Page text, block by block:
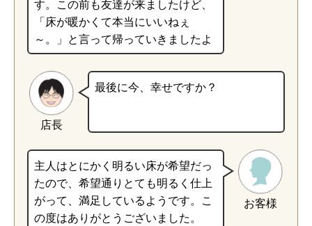
「床が暖かくて本当にいいねぇ
～。」と言って帰っていきましたよ
店長
最後に今、幸せですか？
お客様
主人はとにかく明るい床が希望だっ
たので、希望通りとても明るく仕上
がって、満足しているようです。こ
の度はありがとうございました。